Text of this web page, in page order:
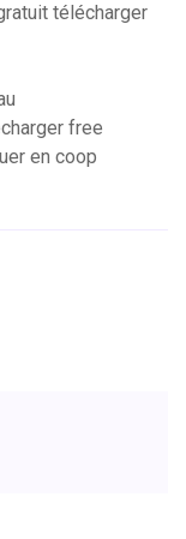
télécharger
free
en coop